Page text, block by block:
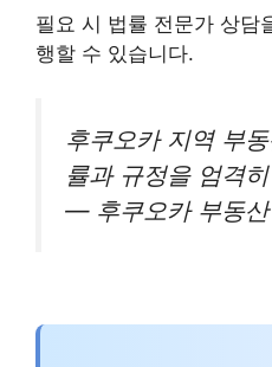
필요 시 법률 전문가 상담
행할 수 있습니다.
후쿠오카 지역 부
률과 규정을 엄격
— 후쿠오카 부동